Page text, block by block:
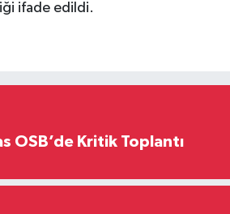
ifade edildi.
OSB’de Kritik Toplantı